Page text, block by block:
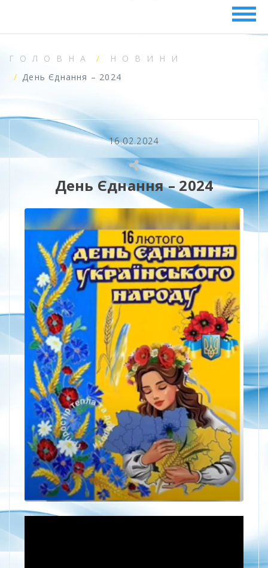
ГОЛОВНА
НОВИНИ
День Єднання – 2024
16.02.2024
День Єднання – 2024